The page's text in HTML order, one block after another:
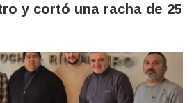
y cortó una racha de 25